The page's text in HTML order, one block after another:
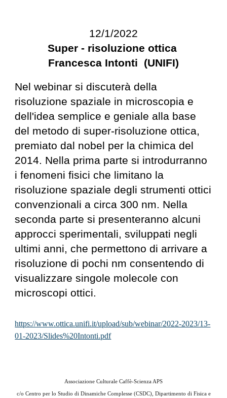
12/1/2022
Super - risoluzione ottica
Francesca Intonti (UNIFI)
Nel webinar si discuterà della
risoluzione spaziale in microscopia e
dell'idea semplice e geniale alla base
del metodo di super-risoluzione ottica,
premiato dal nobel per la chimica del
2014. Nella prima parte si introdurranno
i fenomeni fisici che limitano la
risoluzione spaziale degli strumenti ottici
convenzionali a circa 300 nm. Nella
seconda parte si presenteranno alcuni
approcci sperimentali, sviluppati negli
ultimi anni, che permettono di arrivare a
risoluzione di pochi nm consentendo di
visualizzare singole molecole con
microscopi ottici.
https://www.ottica.unifi.it/upload/sub/webinar/2022-2023/13-
01-2023/Slides%20Intonti.pdf
Associazione Culturale Caffè-Scienza APS
c/o Centro per lo Studio di Dinamiche Complesse (CSDC), Dipartimento di Fisica e